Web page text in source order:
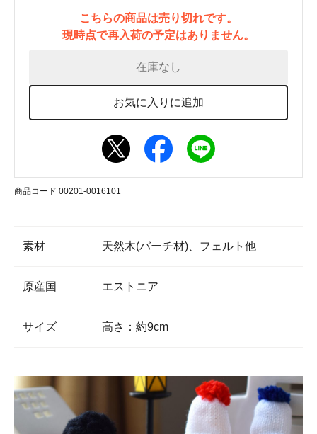
こちらの商品は売り切れです。
現時点で再入荷の予定はありません。
在庫なし
お気に入りに追加
商品コード 00201-0016101
素材 天然木(バーチ材)、フェルト他
原産国 エストニア
サイズ 高さ：約9cm